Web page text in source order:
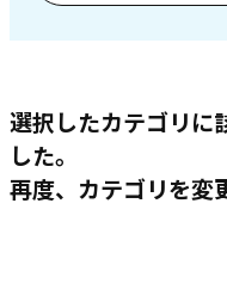
選択したカテゴリに
した。
再度、カテゴリを変